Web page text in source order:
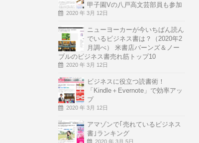
甲子園Vの八戸高文芸部員も参加
2020 年 3月 12日
ニューヨーカーが今いちばん読ん
でいるビジネス書は？（2020年2
月調べ） 米書店バーンズ＆ノー
ブルのビジネス書売れ筋トップ10
2020 年 3月 12日
ビジネスに役立つ読書術！
「Kindle＋Evernote」で効率アッ
プ
2020 年 3月 12日
アマゾンで｢売れているビジネス
書｣ランキング
2020 年 3月 5日